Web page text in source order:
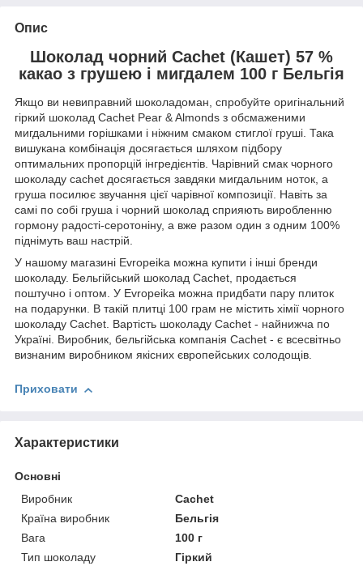
Опис
Шоколад чорний Cachet (Кашет) 57 %
какао з грушею і мигдалем 100 г Бельгія
Якщо ви невиправний шоколадоман, спробуйте оригінальний
гіркий шоколад Cachet Pear & Almonds з обсмаженими
мигдальними горішками і ніжним смаком стиглої груші. Така
вишукана комбінація досягається шляхом підбору
оптимальних пропорцій інгредієнтів. Чарівний смак чорного
шоколаду cachet досягається завдяки мигдальним ноток, а
груша посилює звучання цієї чарівної композиції. Навіть за
самі по собі груша і чорний шоколад сприяють виробленню
гормону радості-серотоніну, а вже разом один з одним 100%
піднімуть ваш настрій.
У нашому магазині Evropeika можна купити і інші бренди
шоколаду. Бельгійський шоколад Cachet, продається
поштучно і оптом. У Evropeika можна придбати пару плиток
на подарунки. В такій плитці 100 грам не містить хімії чорного
шоколаду Cachet. Вартість шоколаду Cachet - найнижча по
Україні. Виробник, бельгійська компанія Cachet - є всесвітньо
визнаним виробником якісних європейських солодощів.
Приховати
Характеристики
Основні
Виробник
Cachet
Країна виробник
Бельгія
Вага
100 г
Тип шоколаду
Гіркий